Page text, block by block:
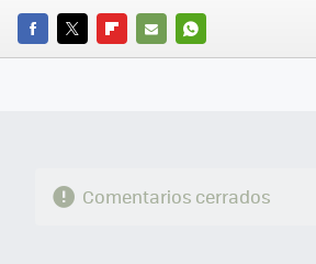
FACEBOOK
TWITTERFLIPBOARD
E-
WHATSAPP
Comentarios cerrados